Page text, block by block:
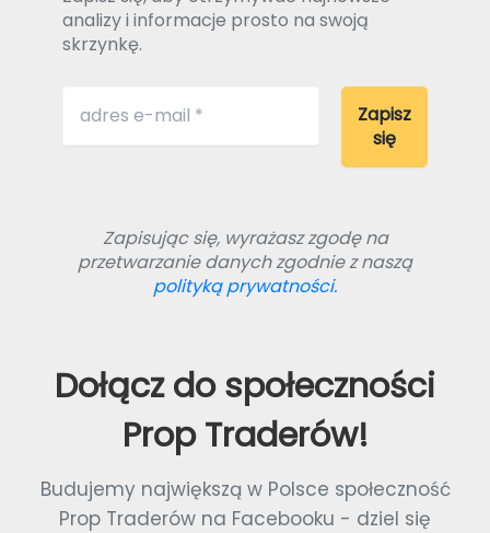
analizy i informacje prosto na swoją
skrzynkę.
Zapisując się, wyrażasz zgodę na
przetwarzanie danych zgodnie z naszą
polityką prywatności.
Dołącz do społeczności
Prop Traderów!
Budujemy największą w Polsce społeczność
Prop Traderów na Facebooku - dziel się